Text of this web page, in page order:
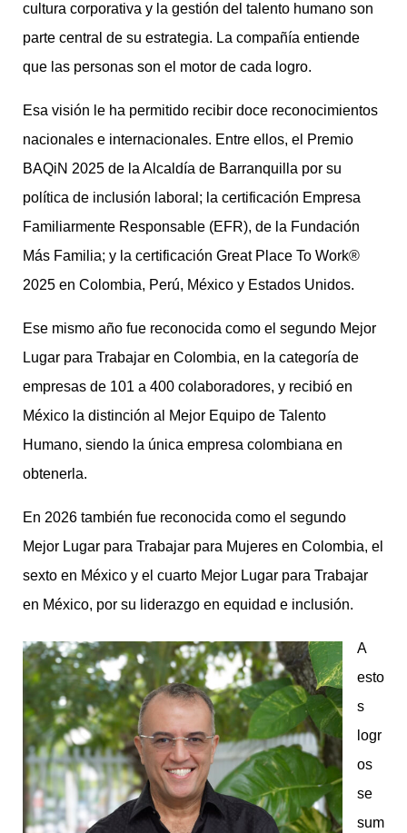
cultura corporativa y la gestión del talento humano son
parte central de su estrategia. La compañía entiende
que las personas son el motor de cada logro.
Esa visión le ha permitido recibir doce reconocimientos
nacionales e internacionales. Entre ellos, el Premio
BAQiN 2025 de la Alcaldía de Barranquilla por su
política de inclusión laboral; la certificación Empresa
Familiarmente Responsable (EFR), de la Fundación
Más Familia; y la certificación Great Place To Work®
2025 en Colombia, Perú, México y Estados Unidos.
Ese mismo año fue reconocida como el segundo Mejor
Lugar para Trabajar en Colombia, en la categoría de
empresas de 101 a 400 colaboradores, y recibió en
México la distinción al Mejor Equipo de Talento
Humano, siendo la única empresa colombiana en
obtenerla.
En 2026 también fue reconocida como el segundo
Mejor Lugar para Trabajar para Mujeres en Colombia, el
sexto en México y el cuarto Mejor Lugar para Trabajar
en México, por su liderazgo en equidad e inclusión.
A
esto
s
logr
os
se
sum